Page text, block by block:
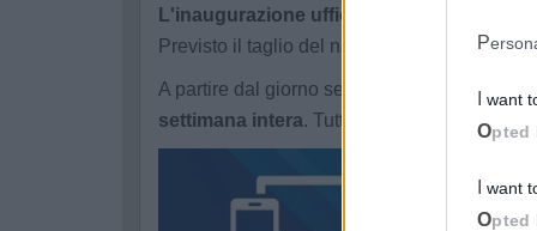
I want
Opted
I want
Opted
L'inaugurazione ufficiale della nuova
Previsto il taglio del nastro, la benedizione
A partire dal giorno seguente porte aperte a
settimana intera. Tutte le offerte sono